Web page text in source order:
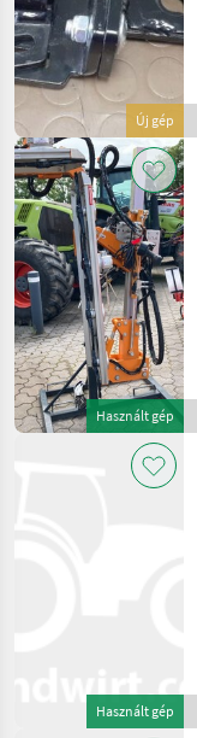
Új gép
Használt gép
Használt gép